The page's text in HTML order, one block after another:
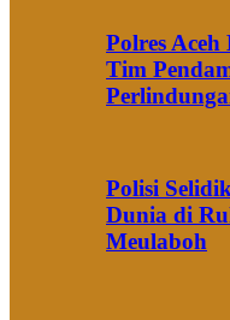
Polres
Tim
Polisi
Dunia di
Meulaboh